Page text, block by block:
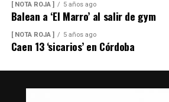
[ NOTA ROJA ] 5 años ago
Balean a ‘El Marro’ al salir de gym
[ NOTA ROJA ] 5 años ago
Caen 13 ‘sicarios’ en Córdoba